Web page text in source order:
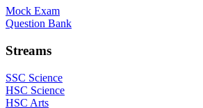
Mock Exam
Question Bank
Streams
SSC Science
HSC Science
HSC Arts